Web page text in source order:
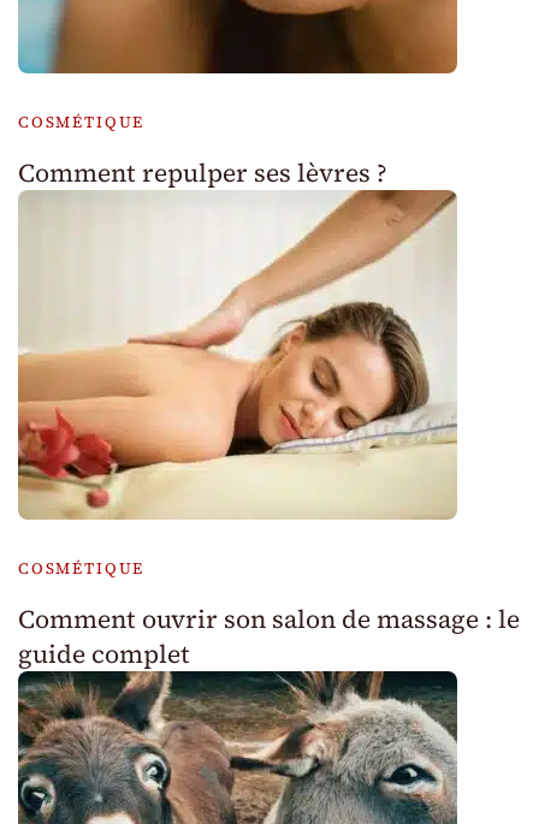
COSMÉTIQUE
Comment repulper ses lèvres ?
COSMÉTIQUE
Comment ouvrir son salon de massage : le
guide complet